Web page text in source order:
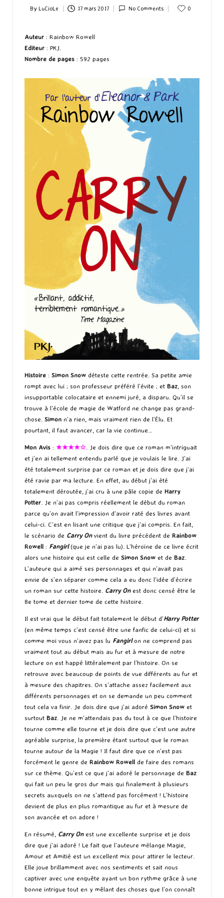
Posted
By LuCioLe 17 mars 2017 No Comments 0
Auteur : Rainbow Rowell
Editeur : PKJ.
Nombre de pages : 592 pages
Histoire : Simon Snow déteste cette rentrée. Sa petite amie
rompt avec lui ; son professeur préféré l’évite ; et Baz, son
insupportable colocataire et ennemi juré, a disparu. Qu’il se
trouve à l’école de magie de Watford ne change pas grand-
chose. Simon n’a rien, mais vraiment rien de l’Élu. Et
pourtant, il faut avancer, car la vie continue…
Mon Avis : ★★★★☆. Je dois dire que ce roman m’intriguait
et j’en ai tellement entendu parlé que je voulais le lire. J’ai
été totalement surprise par ce roman et je dois dire que j’ai
été ravie par ma lecture. En effet, au début j’ai été
totalement déroutée, j’ai cru à une pâle copie de Harry
Potter. Je n’ai pas compris réellement le début du roman
parce qu’on avait l’impression d’avoir raté des livres avant
celui-ci. C’est en lisant une critique que j’ai compris. En fait,
le scénario de Carry Onvient du livre précédent de Rainbow
Rowell : Fangirl (que je n’ai pas lu). L’héroïne de ce livre écrit
alors une histoire qui est celle de Simon Snow et de Baz.
L’auteure qui a aimé ses personnages et qui n’avait pas
envie de s’en séparer comme cela a eu donc l’idée d’écrire
un roman sur cette histoire. Carry Onest donc censé être le
8e tome et dernier tome de cette histoire.
Il est vrai que le début fait totalement le début d’Harry Potter
(en même temps c’est censé être une fanfic de celui-ci) et si
comme moi vous n’avez pas lu Fangirl on ne comprend pas
vraiment tout au début mais au fur et à mesure de notre
lecture on est happé littéralement par l’histoire. On se
retrouve avec beaucoup de points de vue différents au fur et
à mesure des chapitres. On s’attache assez facilement aux
différents personnages et on se demande un peu comment
tout cela va finir. Je dois dire que j’ai adoré Simon Snow et
surtout Baz. Je ne m’attendais pas du tout à ce que l’histoire
tourne comme elle tourne et je dois dire que c’est une autre
agréable surprise, la première étant surtout que le roman
tourne autour de la Magie ! Il faut dire que ce n’est pas
forcément le genre de Rainbow Rowell de faire des romans
sur ce thème. Qu’est ce que j’ai adoré le personnage de Baz
qui fait un peu le gros dur mais qui finalement à plusieurs
secrets auxquels on ne s’attend pas forcément ! L’histoire
devient de plus en plus romantique au fur et à mesure de
son avancée et on adore !
En résumé, Carry Onest une excellente surprise et je dois
dire que j’ai adoré ! Le fait que l’auteure mélange Magie,
Amour et Amitié est un excellent mix pour attirer le lecteur.
Elle joue brillamment avec nos sentiments et sait nous
captiver avec une enquête ayant un bon rythme grâce à une
bonne intrigue tout en y mêlant des choses que l’on connaît